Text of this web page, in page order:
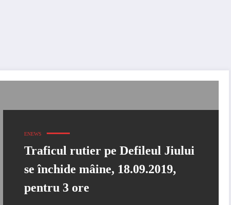
ENEWS
Traficul rutier pe Defileul Jiului
se închide mâine, 18.09.2019,
pentru 3 ore